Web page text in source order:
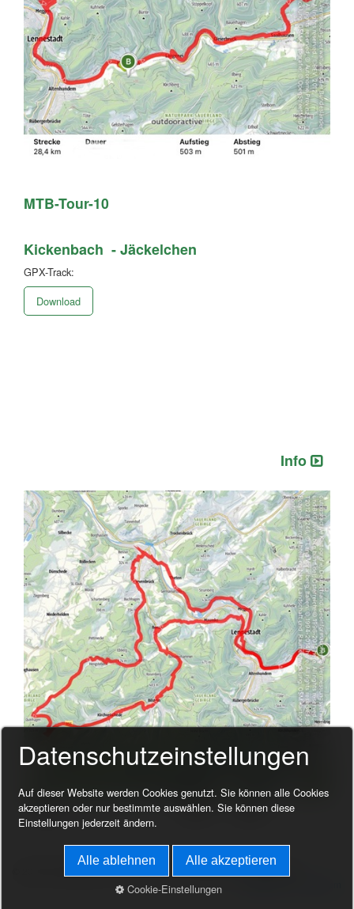
MTB-Tour-10
Kickenbach - Jäckelchen
GPX-Track:
Download
Info
© 2026 Homepage der Familie Block - Webdesigner: Helmut Block
Datenschutzeinstellungen
Auf dieser Website werden Cookies genutzt. Sie können alle Cookies
akzeptieren oder nur bestimmte auswählen. Sie können diese
Einstellungen jederzeit ändern.
Alle ablehnen Alle akzeptieren
Cookie-Einstellungen